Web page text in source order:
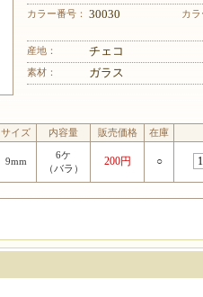
カラー番号： 30030 カラ
産地： チェコ
素材： ガラス
サイズ 内容量 販売価格 在庫
9mm
6ケ
（バラ）
200円 ○